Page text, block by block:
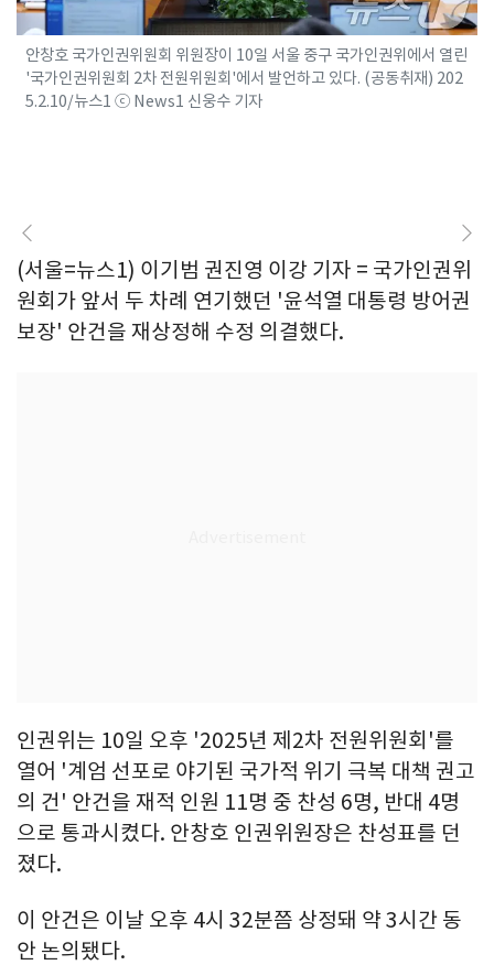
안창호 국가인권위원회 위원장이 10일 서울 중구 국가인권위에서 열린
'국가인권위원회 2차 전원위원회'에서 발언하고 있다. (공동취재) 202
5.2.10/뉴스1 ⓒ News1 신웅수 기자
(서울=뉴스1) 이기범 권진영 이강 기자 = 국가인권위
원회가 앞서 두 차례 연기했던 '윤석열 대통령 방어권
보장' 안건을 재상정해 수정 의결했다.
인권위는 10일 오후 '2025년 제2차 전원위원회'를
열어 '계엄 선포로 야기된 국가적 위기 극복 대책 권고
의 건' 안건을 재적 인원 11명 중 찬성 6명, 반대 4명
으로 통과시켰다. 안창호 인권위원장은 찬성표를 던
졌다.
이 안건은 이날 오후 4시 32분쯤 상정돼 약 3시간 동
안 논의됐다.